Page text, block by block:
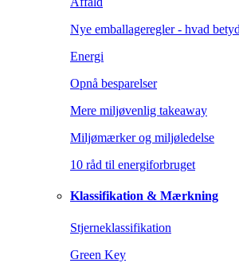
Nye emballageregler - hvad
Energi
Opnå besparelser
Mere miljøvenlig takeaway
Miljømærker og miljøledelse
10 råd til energiforbruget
Klassifikation & Mærkning
Stjerneklassifikation
Green Key